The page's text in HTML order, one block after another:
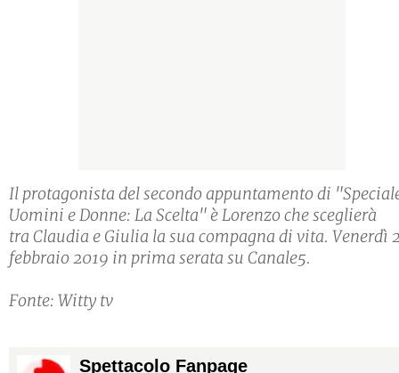
Il protagonista del secondo appuntamento di
Uomini e Donne: La Scelta" è Lorenzo che sceglierà
tra Claudia e Giulia la sua compagna di vita. Venerdì
febbraio 2019 in prima serata su Canale5.
Fonte: Witty tv
Spettacolo Fanpage